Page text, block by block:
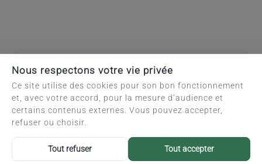
Nous respectons votre vie privée
Ce site utilise des cookies pour son bon fonctionnement
et, avec votre accord, pour la mesure d’audience et
certains contenus externes. Vous pouvez accepter,
refuser ou choisir.
Tout refuser Tout accepter